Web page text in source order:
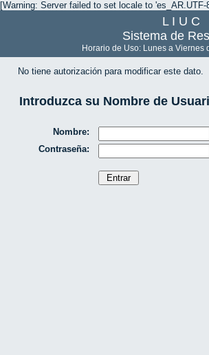
[Warning: Server failed to set locale to 'es_AR.UTF-
L I U C
Sistema de
Horario de Uso: Lunes a Viernes
No tiene autorización para modificar este dato.
Introduzca su Nombre de
Nombre:
Contraseña: